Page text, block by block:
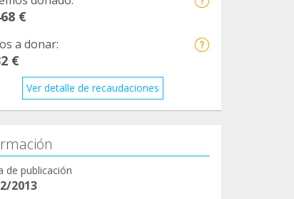
€
a donar:
€
Ver detalle de recaudaciones
de publicación
2013